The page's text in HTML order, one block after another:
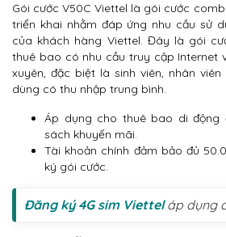
Gói cước V50C Viettel là gói cước
triển khai nhằm đáp ứng nhu cầu sử
của khách hàng Viettel. Đây là gói
thuê bao có nhu cầu truy cập Internet
xuyên, đặc biệt là sinh viên, nhân
dùng có thu nhập trung bình.
Áp dụng cho thuê bao di động
sách khuyến mãi.
Tài khoản chính đảm bảo đủ
ký gói cước.
Đăng ký 4G sim Vietteláp dụng